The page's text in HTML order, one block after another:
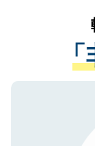
は、
管理
る、
で、
かが
経験
させ
ない
ので、